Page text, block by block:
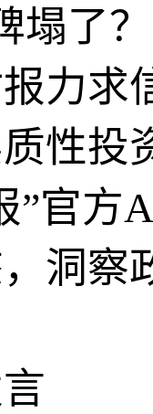
了？
力求
性投
”官方
洞察